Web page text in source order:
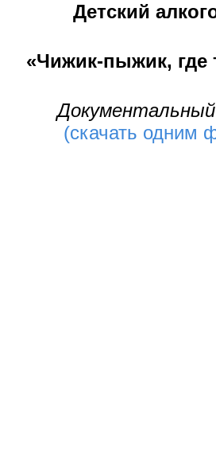
Детский
«Чижик-пыжик,
(скачать одним